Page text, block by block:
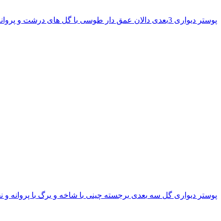
پوستر دیواری 3بعدی دالان عمق دار طوسی با گل های درشت و پروانه
پوستر دیواری گل سه بعدی برجسته چینی با شاخه و برگ با پروانه و